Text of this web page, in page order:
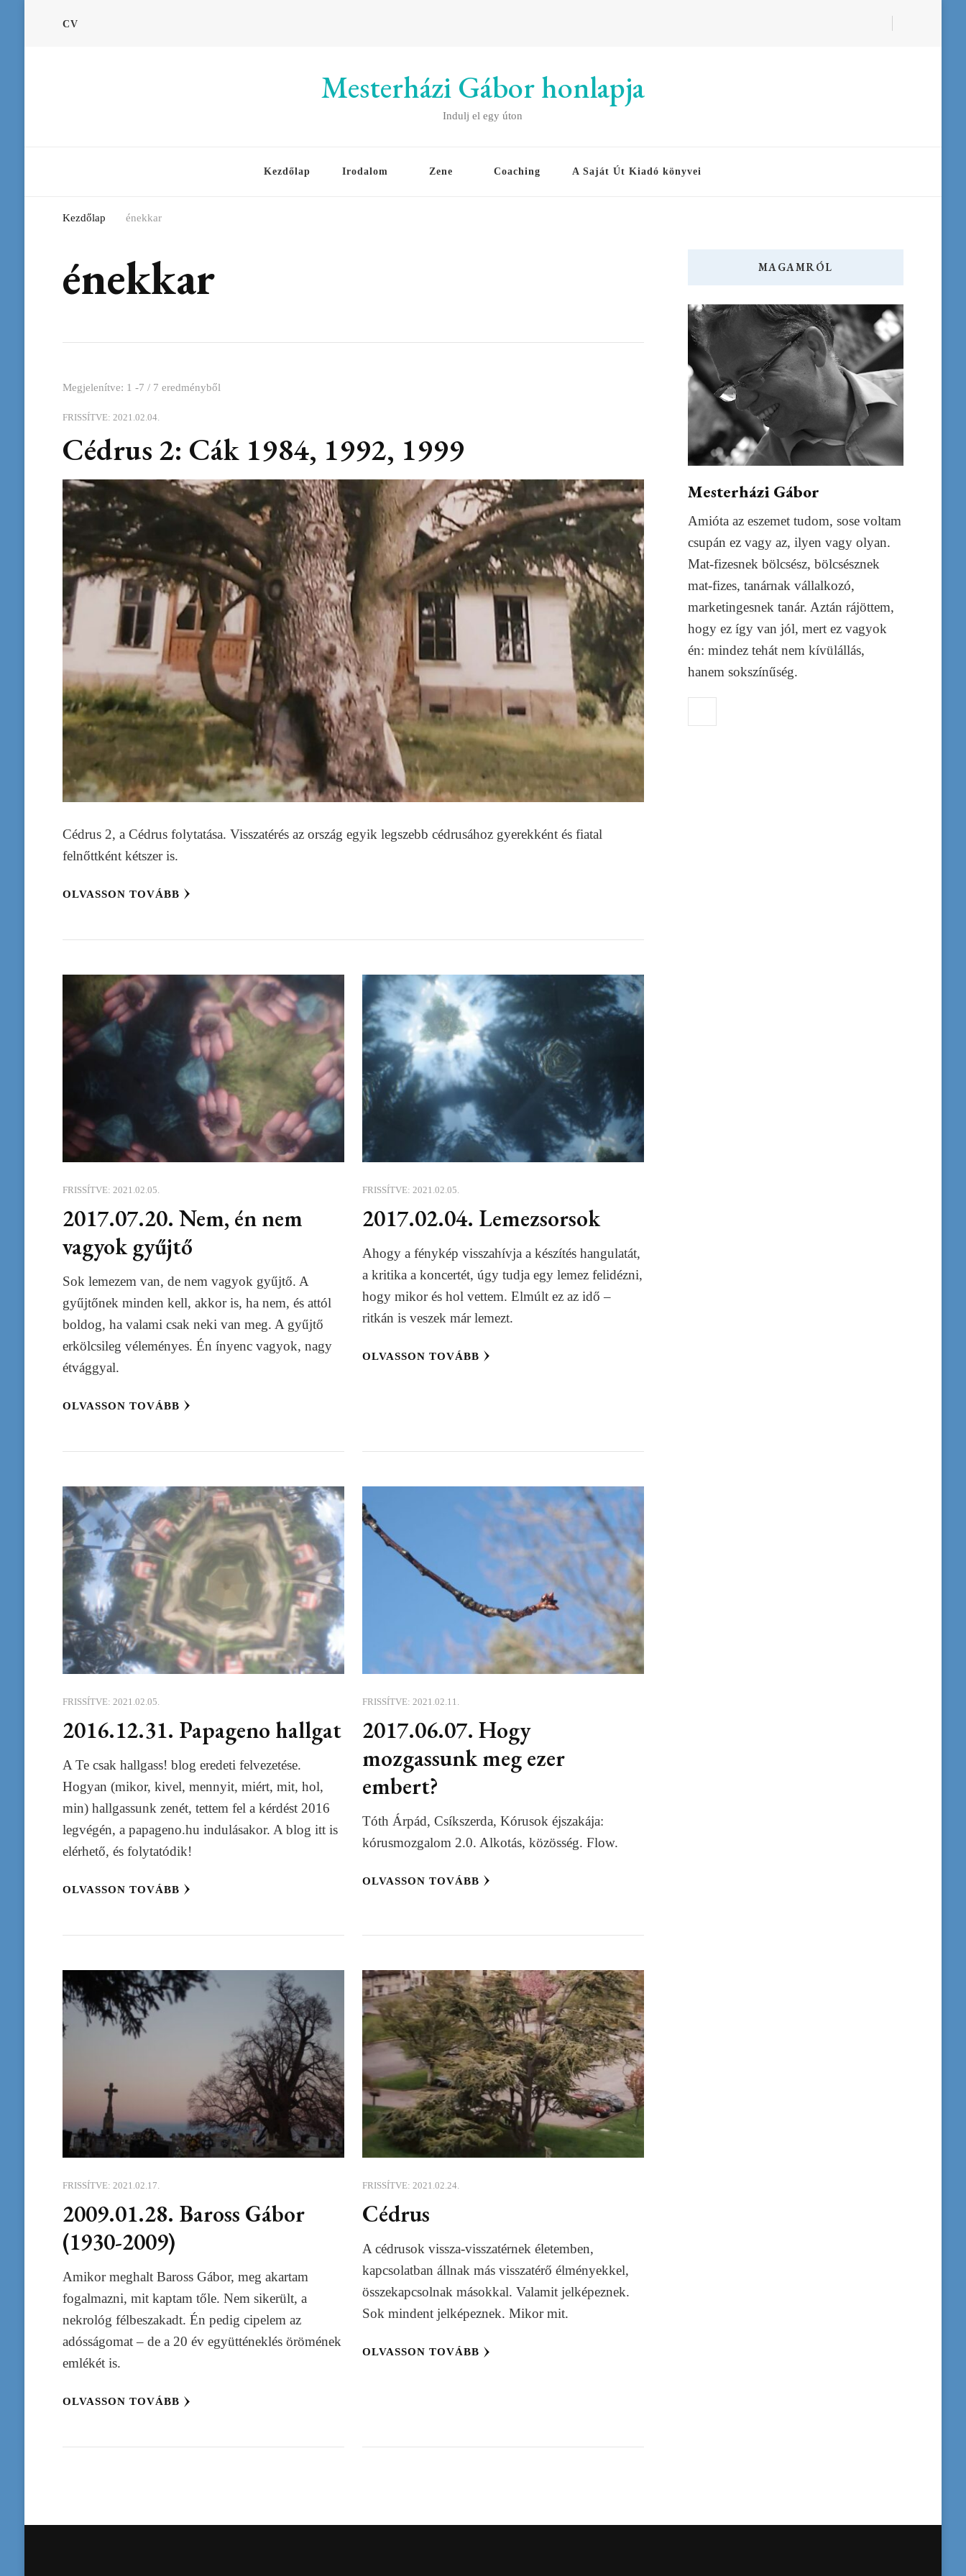
CV
Mesterházi Gábor honlapja
Indulj el egy úton
Kezdőlap Irodalom Zene Coaching A Saját Út Kiadó könyvei
Kezdőlap énekkar
énekkar
Megjelenítve: 1 -7 / 7 eredményből
FRISSÍTVE:2021.02.04.
Cédrus 2: Cák 1984, 1992, 1999
Cédrus 2, a Cédrus folytatása. Visszatérés az ország egyik legszebb cédrusához gyerekként és fiatal
felnőttként kétszer is.
OLVASSON TOVÁBB
FRISSÍTVE:2021.02.05.
2017.07.20. Nem, én nem
vagyok gyűjtő
Sok lemezem van, de nem vagyok gyűjtő. A
gyűjtőnek minden kell, akkor is, ha nem, és attól
boldog, ha valami csak neki van meg. A gyűjtő
erkölcsileg véleményes. Én ínyenc vagyok, nagy
étvággyal.
OLVASSON TOVÁBB
FRISSÍTVE: 2021.02.05.
2017.02.04. Lemezsorsok
Ahogy a fénykép visszahívja a készítés hangulatát,
a kritika a koncertét, úgy tudja egy lemez felidézni,
hogy mikor és hol vettem. Elmúlt ez az idő –
ritkán is veszek már lemezt.
OLVASSON TOVÁBB
FRISSÍTVE:2021.02.05.
2016.12.31. Papageno hallgat
A Te csak hallgass! blog eredeti felvezetése.
Hogyan (mikor, kivel, mennyit, miért, mit, hol,
min) hallgassunk zenét, tettem fel a kérdést 2016
legvégén, a papageno.hu indulásakor. A blog itt is
elérhető, és folytatódik!
OLVASSON TOVÁBB
FRISSÍTVE: 2021.02.11.
2017.06.07. Hogy
mozgassunk meg ezer
embert?
Tóth Árpád, Csíkszerda, Kórusok éjszakája:
kórusmozgalom 2.0. Alkotás, közösség. Flow.
OLVASSON TOVÁBB
FRISSÍTVE:2021.02.17.
2009.01.28. Baross Gábor
(1930-2009)
Amikor meghalt Baross Gábor, meg akartam
fogalmazni, mit kaptam tőle. Nem sikerült, a
nekrológ félbeszakadt. Én pedig cipelem az
adósságomat – de a 20 év együtténeklés örömének
emlékét is.
OLVASSON TOVÁBB
FRISSÍTVE: 2021.02.24.
Cédrus
A cédrusok vissza-visszatérnek életemben,
kapcsolatban állnak más visszatérő élményekkel,
összekapcsolnak másokkal. Valamit jelképeznek.
Sok mindent jelképeznek. Mikor mit.
OLVASSON TOVÁBB
MAGAMRÓL
Mesterházi Gábor
Amióta az eszemet tudom, sose voltam
csupán ez vagy az, ilyen vagy olyan.
Mat-fizesnek bölcsész, bölcsésznek
mat-fizes, tanárnak vállalkozó,
marketingesnek tanár. Aztán rájöttem,
hogy ez így van jól, mert ez vagyok
én: mindez tehát nem kívülállás,
hanem sokszínűség.